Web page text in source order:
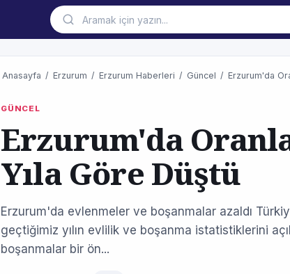
Anasayfa / Erzurum / Erzurum Haberleri / Güncel / Erzurum'da
GÜNCEL
Erzurum'da
Yıla Göre Düştü
Erzurum'da evlenmeler ve boşanmalar azaldı
geçtiğimiz yılın evlilik ve boşanma istatistiklerini
boşanmalar bir ön...